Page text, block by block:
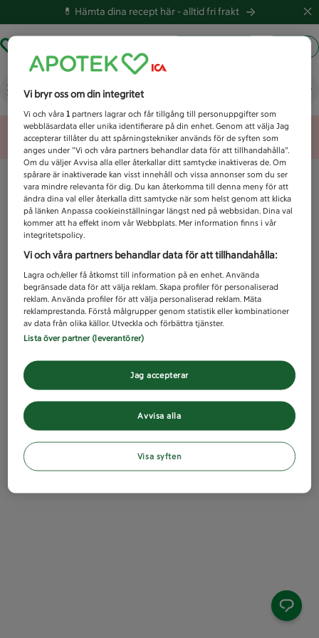
💊 Hämta dina recept här -alltid fri frakt
Vad letar du efter idag?
Unknown error
Vi bryr oss om din integritet
Vi och våra1 partners lagrar och får tillgång till personuppgifter som
webbläsardata eller unika identifierare på din enhet. Genom att välja Jag
accepterar tillåter du att spårningstekniker används för de syften som
anges under ”Vi och våra partners behandlar data för att tillhandahålla”.
Om du väljer Avvisa alla eller återkallar ditt samtycke inaktiveras de. Om
spårare är inaktiverade kan visst innehåll och vissa annonser som du ser
vara mindre relevanta för dig. Du kan återkomma till denna meny för att
ändra dina val eller återkalla ditt samtycke när som helst genom att klicka
på länken Anpassa cookieinställningar längst ned på webbsidan. Dina val
kommer att ha effekt inom vår Webbplats. Mer information finns i vår
integritetspolicy.
Vi och våra partners behandlar data för att tillhandahålla:
Lagra och/eller få åtkomst till information på en enhet. Använda
begränsade data för att välja reklam. Skapa profiler för personaliserad
reklam. Använda profiler för att välja personaliserad reklam. Mäta
reklamprestanda. Förstå målgrupper genom statistik eller kombinationer
av data från olika källor. Utveckla och förbättra tjänster.
Lista över partner (leverantörer)
Avvisa alla
Jag accepterar
Visa syften